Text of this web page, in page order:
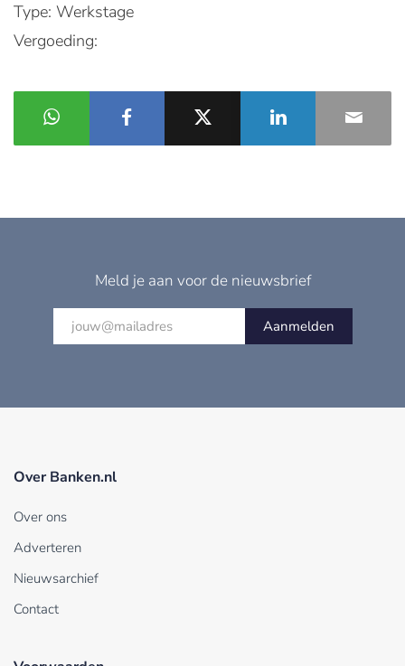
Type: Werkstage
Vergoeding:
Meld je aan voor de nieuwsbrief
Aanmelden
Over Banken.nl
Over ons
Adverteren
Nieuwsarchief
Contact